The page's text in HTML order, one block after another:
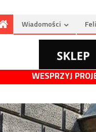
Wiadomości
WESPRZYJ